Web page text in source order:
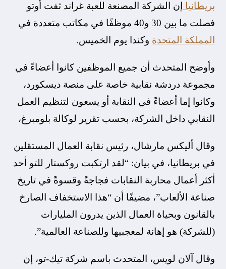
بريطانيا إن الشركة المصنعة للعبة غراند ثفت أوتو
فصلت ما بين 30 و40 موظفًا في مكاتب متعددة في
المملكة المتحدة وكندا يوم الخميس.
وأوضح المتحدث أن جميع الموظفين كانوا أعضاءً في
مجموعة دردشة نقابية خاصة على منصة ديسكورد،
وكانوا إما أعضاءً في النقابة أو يسعون لتنظيم العمل
النقابي داخل الشركة، بحسب تقرير لوكالة بلومبرغ،
وقال أليكس مارشال، رئيس نقابة العمال المستقلين
في بريطانيا، في بيان: “لقد ارتكبت روكستار للتو أحد
أكثر أعمال محاربة النقابات فجاجةً وقسوةً في تاريخ
صناعة الألعاب”، مضيفًا أن “هذا الاستخفاف الصارخ
بالقانون وبحياة العمال الذين يدرون المليارات
(للشركة) هو إهانة لمعجبيها وللصناعة العالمية”.
وقال آلان لويس، المتحدث باسم شركة تيك-تو، إن